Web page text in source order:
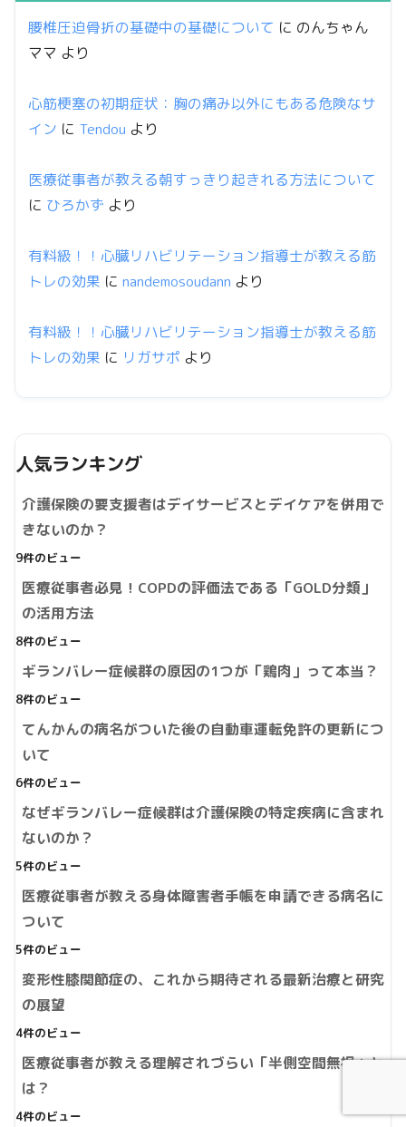
腰椎圧迫骨折の基礎中の基礎について に のんちゃん
ママ より
心筋梗塞の初期症状：胸の痛み以外にもある危険なサ
イン に Tendou より
医療従事者が教える朝すっきり起きれる方法について
に ひろかず より
有料級！！心臓リハビリテーション指導士が教える筋
トレの効果 に nandemosoudann より
有料級！！心臓リハビリテーション指導士が教える筋
トレの効果 に リガサポ より
人気ランキング
介護保険の要支援者はデイサービスとデイケアを併用で
きないのか？
9件のビュー
医療従事者必見！COPDの評価法である「GOLD分類」
の活用方法
8件のビュー
ギランバレー症候群の原因の1つが「鶏肉」って本当？
8件のビュー
てんかんの病名がついた後の自動車運転免許の更新につ
いて
6件のビュー
なぜギランバレー症候群は介護保険の特定疾病に含まれ
ないのか？
5件のビュー
医療従事者が教える身体障害者手帳を申請できる病名に
ついて
5件のビュー
変形性膝関節症の、これから期待される最新治療と研究
の展望
4件のビュー
医療従事者が教える理解されづらい「半側空間無視」と
は？
4件のビュー